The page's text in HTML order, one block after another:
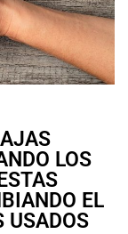
LOS
EL
USADOS